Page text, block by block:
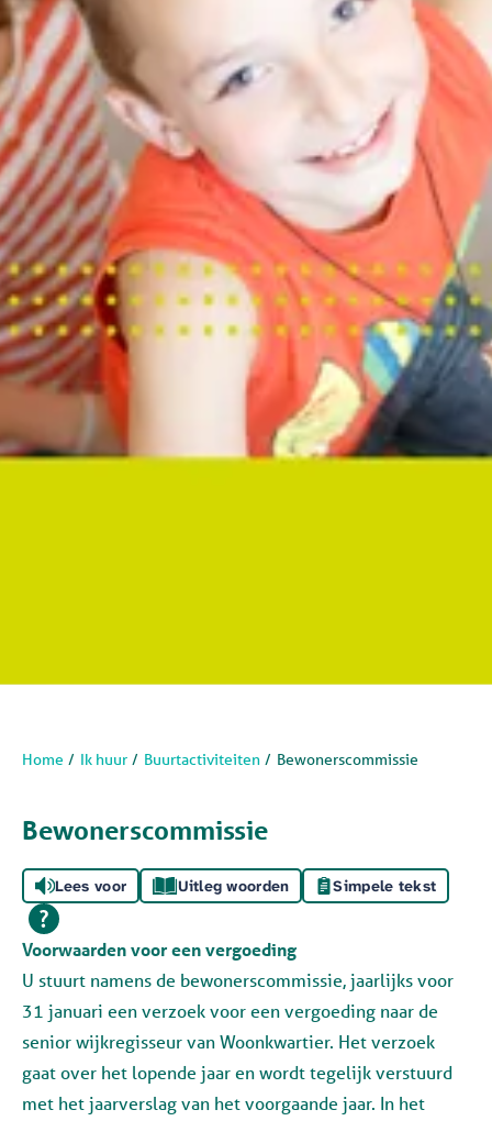
Home Ik huur Buurtactiviteiten Bewonerscommissie
Bewonerscommissie
Lees voor Uitleg woorden Simpele tekst
Voorwaarden voor een vergoeding
U stuurt namens de bewonerscommissie, jaarlijks voor
31 januari een verzoek voor een vergoeding naar de
senior wijkregisseur van Woonkwartier. Het verzoek
gaat over het lopende jaar en wordt tegelijk verstuurd
met het jaarverslag van het voorgaande jaar. In het